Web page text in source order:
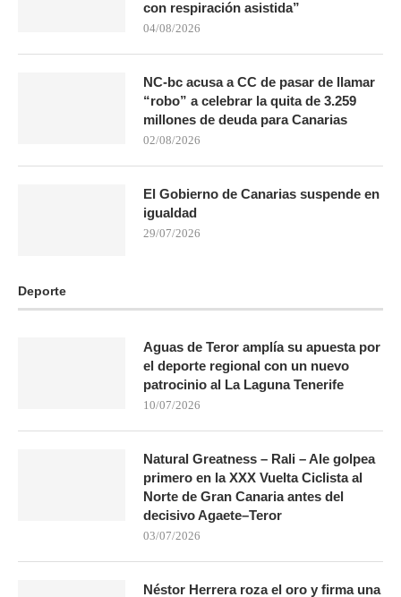
con respiración asistida”
04/08/2026
NC-bc acusa a CC de pasar de llamar
“robo” a celebrar la quita de 3.259
millones de deuda para Canarias
02/08/2026
El Gobierno de Canarias suspende en
igualdad
29/07/2026
Deporte
Aguas de Teror amplía su apuesta por
el deporte regional con un nuevo
patrocinio al La Laguna Tenerife
10/07/2026
Natural Greatness – Rali – Ale golpea
primero en la XXX Vuelta Ciclista al
Norte de Gran Canaria antes del
decisivo Agaete–Teror
03/07/2026
Néstor Herrera roza el oro y firma una